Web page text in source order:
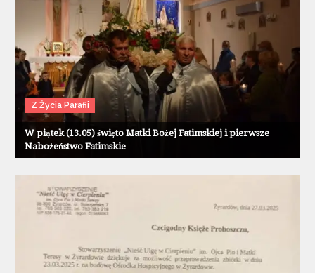
Z Życia Parafii
W piątek (13.05) święto Matki Bożej Fatimskiej i pierwsze
Nabożeństwo Fatimskie